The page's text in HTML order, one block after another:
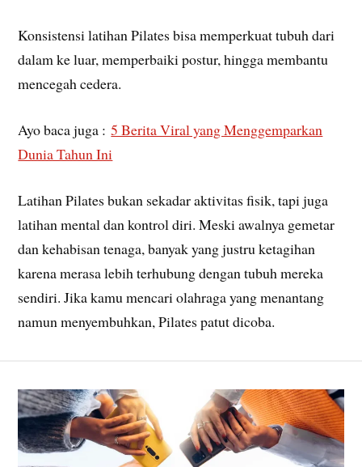
Konsistensi latihan Pilates bisa memperkuat tubuh dari
dalam ke luar, memperbaiki postur, hingga membantu
mencegah cedera.
Ayo baca juga :5 Berita Viral yang Menggemparkan
Dunia Tahun Ini
Latihan Pilates bukan sekadar aktivitas fisik, tapi juga
latihan mental dan kontrol diri. Meski awalnya gemetar
dan kehabisan tenaga, banyak yang justru ketagihan
karena merasa lebih terhubung dengan tubuh mereka
sendiri. Jika kamu mencari olahraga yang menantang
namun menyembuhkan, Pilates patut dicoba.